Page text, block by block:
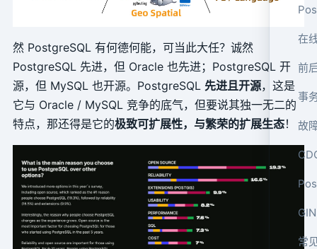
在
前
事
故
常
然 PostgreSQL 有何德何能，可当此大任？诚然
PostgreSQL 先进，但 Oracle 也先进；PostgreSQL 开
源，但 MySQL 也开源。PostgreSQL 先进且开源，这是
它与 Oracle / MySQL 竞争的底气，但要说其独一无二的
特点，那还得是它的极致可扩展性，与繁荣的扩展生态！